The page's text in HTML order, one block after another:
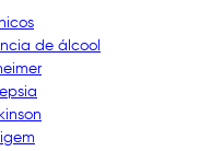
de álcool